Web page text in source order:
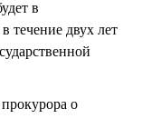
в
течение двух лет
о